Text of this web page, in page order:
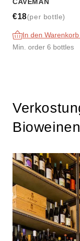
CAVEMAN
€18(per bottle)
In den
Min. order 6 bottles